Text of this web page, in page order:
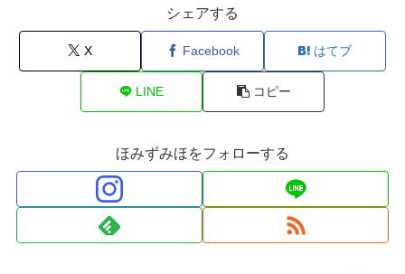
シェアする
X Facebook はてブ
LINE コピー
ほみずみほをフォローする